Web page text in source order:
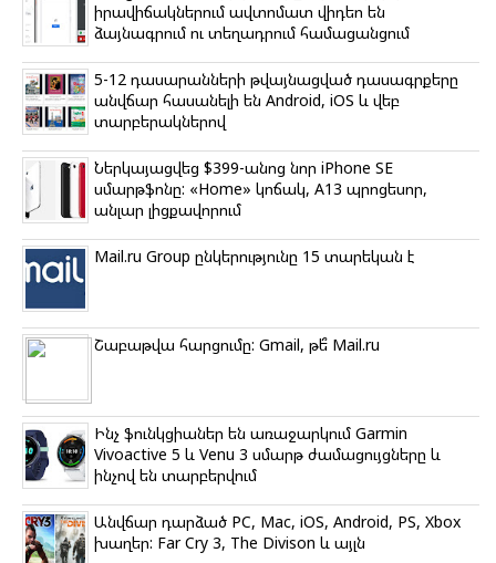
i
իրավիճակներում ավտոմատ վիդեո են
ձայնագրում ու տեղադրում համացանցում
5-12 դասարանների թվայնացված դասագրքերը
անվճար հասանելի են Android, iOS և վեբ
տարբերակներով
Ներկայացվեց $399-անոց նոր iPhone SE
սմարթֆոնը: «Home» կոճակ, A13 պրոցեսոր,
անլար լիցքավորում
Mail.ru Group ընկերությունը 15 տարեկան է
Շաբաթվա հարցումը: Gmail, թե՞ Mail.ru
Ինչ ֆունկցիաներ են առաջարկում Garmin
Vivoactive 5 և Venu 3 սմարթ ժամացույցները և
ինչով են տարբերվում
Անվճար դարձած PC, Mac, iOS, Android, PS, Xbox
խաղեր: Far Cry 3, The Divison և այլն